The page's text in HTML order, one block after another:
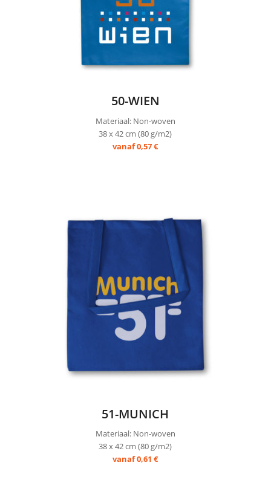
50-WIEN
Materiaal: Non-woven
38 x 42 cm (80 g/m2)
vanaf 0,57 €
51-MUNICH
Materiaal: Non-woven
38 x 42 cm (80 g/m2)
vanaf 0,61 €